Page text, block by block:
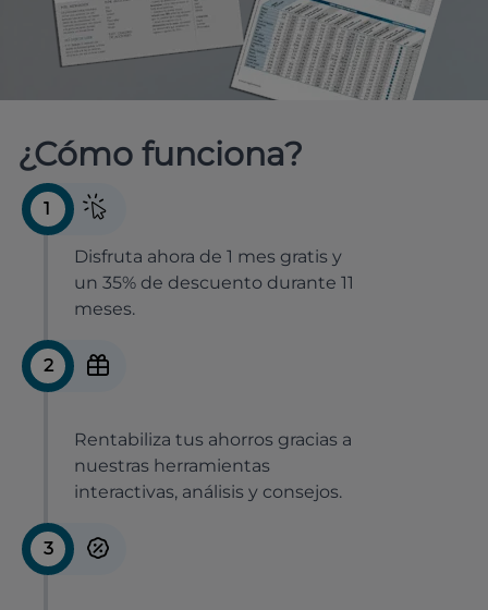
¿Cómo funciona?
1
Disfruta ahora de 1 mes gratis y
un 35% de descuento durante 11
meses.
2
Rentabiliza tus ahorros gracias a
nuestras herramientas
interactivas, análisis y consejos.
3